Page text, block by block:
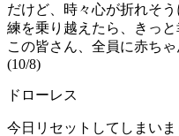
だけど、時々心が折れそ
練を乗り越えたら、きっ
この皆さん、全員に赤ち
(10/8)
ドローレス
今日リセットしてしまい